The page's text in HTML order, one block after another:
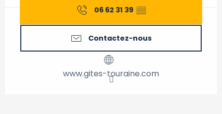
06 62 31 39 ▒▒
Contactez-nous
www.gites-touraine.com